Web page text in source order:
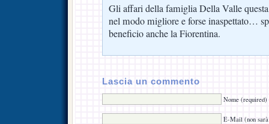
Gli affari della famiglia Della Valle
nel modo migliore e forse inaspettato…
beneficio anche la Fiorentina.
Lascia un commento
Nome (required)
E-Mail (non